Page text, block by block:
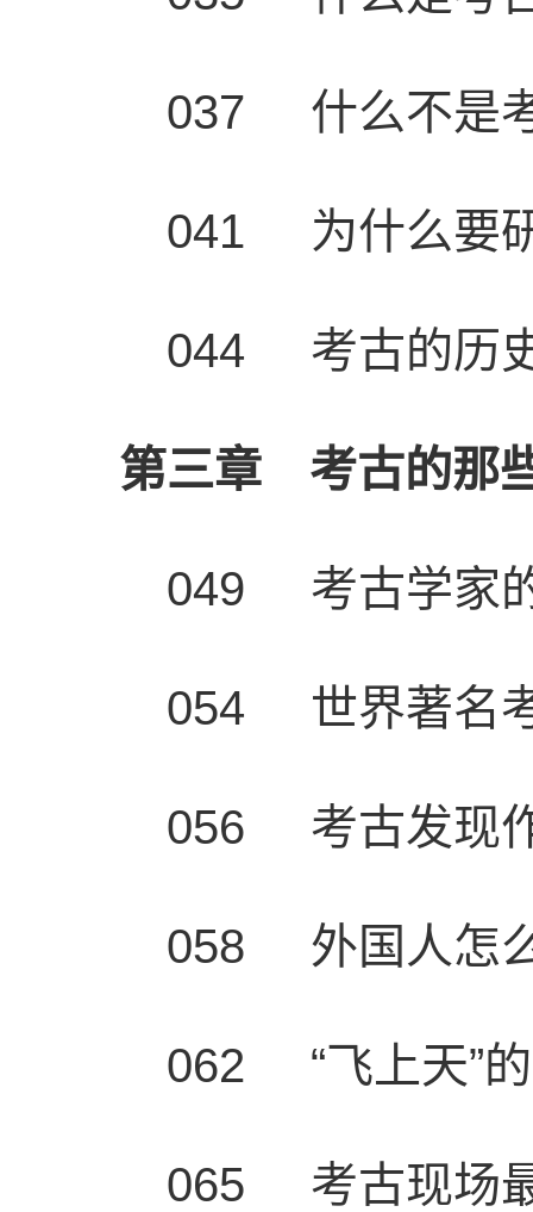
037 什么不是
041 为什么要
044 考古的历
第三章 考古的那
049 考古学家的
054 世界著名
056 考古发现
058 外国人怎
062 “飞上天”
065 考古现场